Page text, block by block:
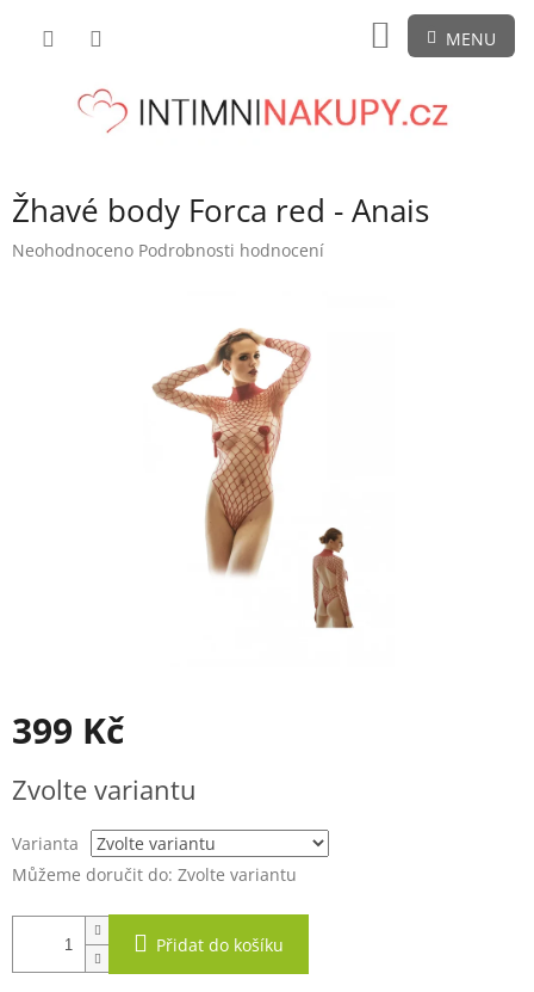
NÁKUPNÍ
KOŠÍK
Žhavé body Forca red - Anais
Průměrné
Neohodnoceno Podrobnosti hodnocení
399 Kč
cena:
Zvolte variantu
Varianta
Můžeme doručit do: Zvolte variantu
Přidat do košíku